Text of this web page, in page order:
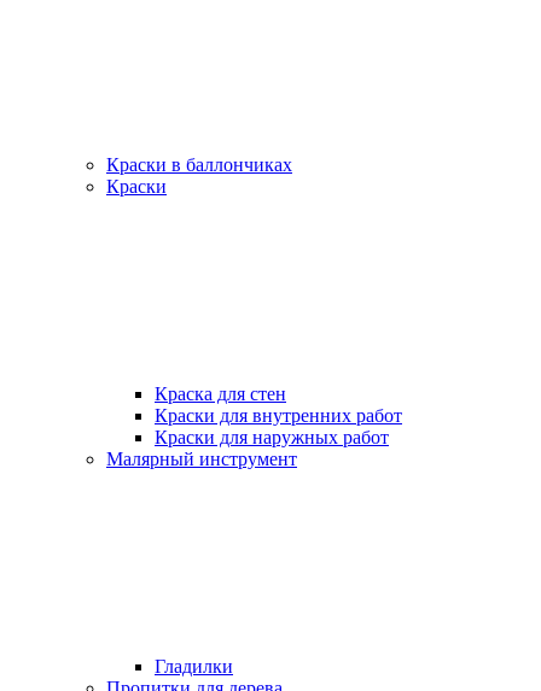
Краски в баллончиках
Краски
Краска для стен
Краски для внутренних работ
Краски для наружных работ
Малярный инструмент
Гладилки